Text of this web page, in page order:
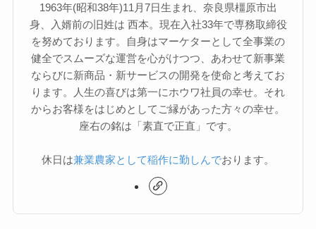
1963年(昭和38年)11月7日生まれ、奈良県橿原市出
身、入婿前の旧姓は 西本。現在入社33年で専務取締役
を努めております。自身はマーケターとして全事業の
健全でスムーズな運営を心がけつつ、あわせて新事業
ならびに新商品・新サービスの開発を使命と考えてお
ります。人生の喜びは第一にホウワ社員の幸せ。それ
からお客様をはじめとしてご縁があった方々の幸せ。
座右の銘は「素直で正直」です。
休日は兼業農家として稲作に勤しんでおります。